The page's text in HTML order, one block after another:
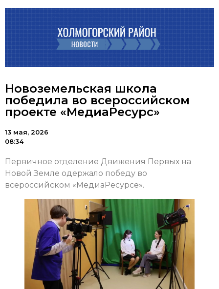
Новоземельская школа
победила во всероссийском
проекте «МедиаРесурс»
13 мая, 2026
08:34
Первичное отделение Движения Первых на
Новой Земле одержало победу во
всероссийском «МедиаРесурсе».